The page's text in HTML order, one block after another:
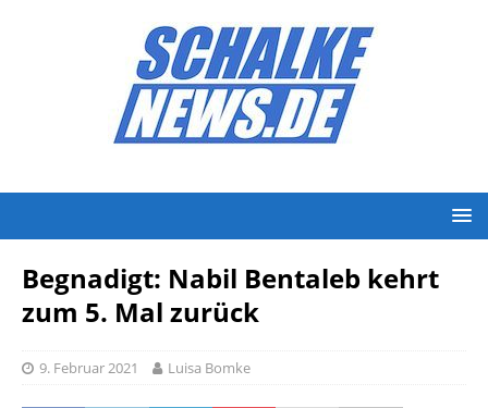
Begnadigt: Nabil Bentaleb kehrt
zum 5. Mal zurück
9. Februar 2021 Luisa Bomke